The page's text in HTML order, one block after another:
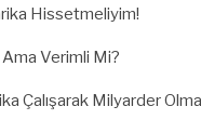
Hissetmeliyim!
Ama Verimli Mi?
Çalışarak Milyarder